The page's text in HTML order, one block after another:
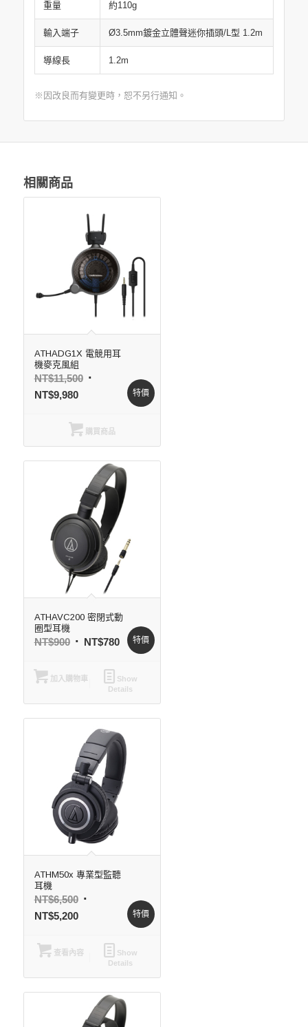
重量 約110g
輸入端子 Ø3.5mm鍍金立體聲迷你插頭/L型 1.2m
導線長 1.2m
※因改良而有變更時，恕不另行通知。
相關商品
ATHADG1X 電競用耳
機麥克風組
NT$11,500
NT$9,980 特價
購買商品
ATHAVC200 密閉式動
圈型耳機
NT$900 NT$780 特價
加入購物車
Show
Details
ATHM50x 專業型監聽
耳機
NT$6,500
NT$5,200 特價
查看內容
Show
Details